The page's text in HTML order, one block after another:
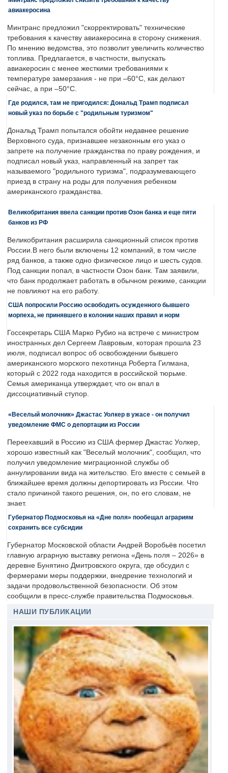
авиакеросина
Минтранс предложил "скорректировать" технические
требования к качеству авиакеросина в сторону снижения.
По мнению ведомства, это позволит увеличить количество
топлива. Предлагается, в частности, выпускать
авиакеросин с менее жесткими требованиями к
температуре замерзания - не при –60°C, как делают
сейчас, а при –50°C.
Где родился, там не пригодился: Дональд Трамп подписал
новый указ по борьбе с "родильным туризмом"
Дональд Трамп попытался обойти недавнее решение
Верховного суда, признавшее незаконным его указ о
запрете на получение гражданства по праву рождения, и
подписал новый указ, направленный на запрет так
называемого "родильного туризма", подразумевающего
приезд в страну на роды для получения ребенком
американского гражданства.
Великобритания ввела санкции против Озон банка и еще пяти
банков из РФ
Великобритания расширила санкционный список против
России.В него были включены 12 компаний, в том числе
ряд банков, а также одно физическое лицо и шесть судов.
Под санкции попал, в частности Озон банк. Там заявили,
что банк продолжает работать в обычном режиме, санкции
не повлияют на его работу.
США попросили Россию освободить осужденного бывшего
морпеха, не принявшего в колонии наших правил и норм
Госсекретарь США Марко Рубио на встрече с министром
иностранных дел Сергеем Лавровым, которая прошла 23
июля, подписал вопрос об освобождении бывшего
американского морского пехотинца Роберта Гилмана,
который с 2022 года находится в российской тюрьме.
Семья американца утверждает, что он впал в
диссоциативный ступор.
«Веселый молочник» Джастас Уолкер в ужасе - он получил
уведомление ФМС о депортации из России
Переехавший в Россию из США фермер Джастас Уолкер,
хорошо известный как "Веселый молочник", сообщил, что
получил уведомление миграционной службы об
аннулировании вида на жительство. Его вместе с семьей в
ближайшее время должны депортировать из России. Что
стало причиной такого решения, он, по его словам, не
знает.
Губернатор Подмосковья на «Дне поля» пообещал аграриям
сохранить все субсидии
Губернатор Московской области Андрей Воробьёв посетил
главную аграрную выставку региона «День поля – 2026» в
деревне Бунятино Дмитровского округа, где обсудил с
фермерами меры поддержки, внедрение технологий и
задачи продовольственной безопасности. Об этом
сообщили в пресс-службе правительства Подмосковья.
НАШИ ПУБЛИКАЦИИ